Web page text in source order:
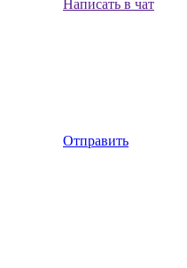
Написать в чат
Отправить